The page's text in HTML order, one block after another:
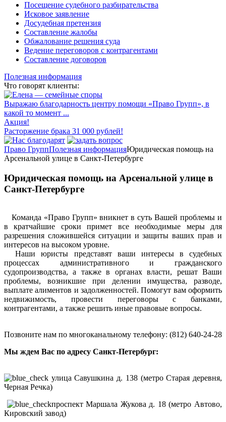
Посещение судебного разбирательства
Исковое заявление
Досудебная претензия
Составление жалобы
Обжалование решения суда
Ведение переговоров с контрагентами
Составление договоров
Полезная информация
Что говорят клиенты:
Выражаю благодарность центру помощи «Право Групп», в
какой то момент ...
Акция!
Расторжение брака 31 000 рублей!
Право ГруппПолезная информацияЮридическая помощь на
Арсенальной улице в Санкт-Петербурге
Юридическая помощь на Арсенальной улице в
Санкт-Петербурге
Команда «Право Групп» вникнет в суть Вашей проблемы и
в кратчайшие сроки примет все необходимые меры для
разрешения сложившейся ситуации и защиты ваших прав и
интересов на высоком уровне.
Наши юристы представят ваши интересы в судебных
процессах административного и гражданского
судопроизводства, а также в органах власти, решат Ваши
проблемы, возникшие при делении имущества, разводе,
выплате алиментов и задолженностей. Помогут вам оформить
недвижимость, провести переговоры с банками,
контрагентами, а также решить иные правовые вопросы.
Позвоните нам по многоканальному телефону: (812) 640-24-28
Мы ждем Вас по адресу Санкт-Петербург:
улица Савушкина д. 138 (метро Старая деревня,
Черная Речка)
проспект Маршала Жукова д. 18 (метро Автово,
Кировский завод)